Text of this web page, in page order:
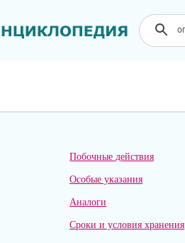
Побочные действия
Особые указания
Аналоги
Сроки и условия хранения